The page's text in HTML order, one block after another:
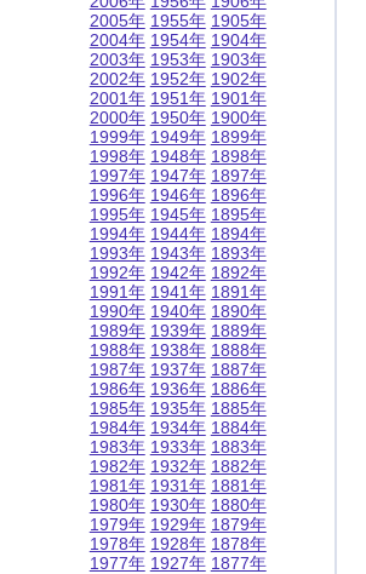
2005年
2004年
2003年
2002年
2001年
2000年
1999年
1998年
1997年
1996年
1995年
1994年
1993年
1992年
1991年
1990年
1989年
1988年
1987年
1986年
1985年
1984年
1983年
1982年
1981年
1980年
1979年
1978年
1977年
1955年
1954年
1953年
1952年
1951年
1950年
1949年
1948年
1947年
1946年
1945年
1944年
1943年
1942年
1941年
1940年
1939年
1938年
1937年
1936年
1935年
1934年
1933年
1932年
1931年
1930年
1929年
1928年
1927年
1905年
1904年
1903年
1902年
1901年
1900年
1899年
1898年
1897年
1896年
1895年
1894年
1893年
1892年
1891年
1890年
1889年
1888年
1887年
1886年
1885年
1884年
1883年
1882年
1881年
1880年
1879年
1878年
1877年